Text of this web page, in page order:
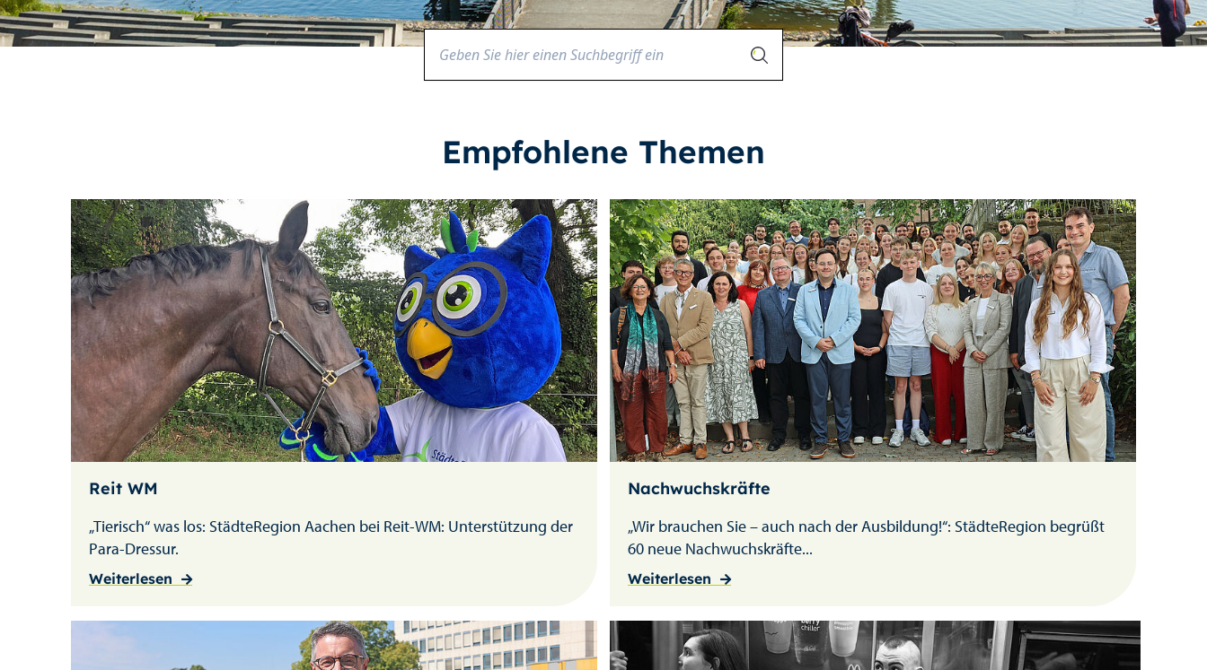
Empfohlene Themen
Reit WM
„Tierisch“ was los: StädteRegion Aachen bei Reit-WM: Unterstützung der
Para-Dressur.
Weiterlesen
Nachwuchskräfte
„Wir brauchen Sie – auch nach der Ausbildung!“: StädteRegion begrüßt
60 neue Nachwuchskräfte...
Weiterlesen